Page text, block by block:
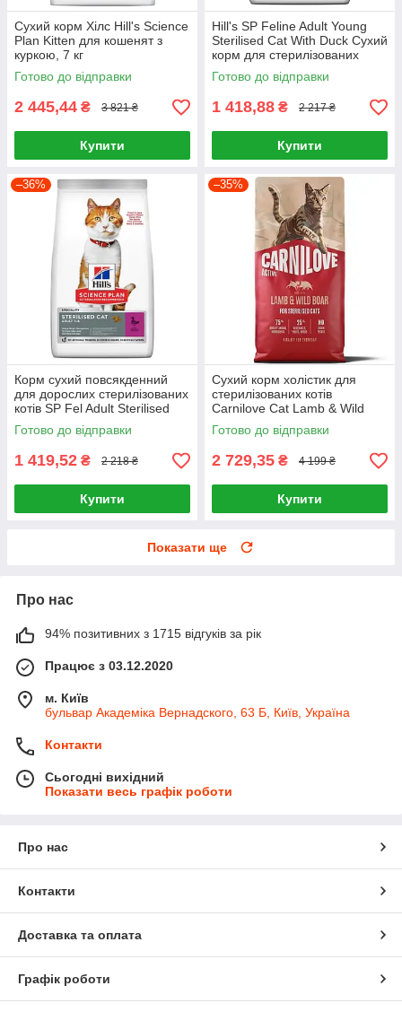
Сухий корм Хілс Hill's Science
Plan Kitten для кошенят з
куркою, 7 кг
Готово до відправки
2 445,44 ₴ 3 821 ₴
Купити
Hill's SP Feline Adult Young
Sterilised Cat With Duck Сухий
корм для стерилізованих
котів 3кг
Готово до відправки
1 418,88 ₴ 2 217 ₴
Купити
–36%
Корм сухий повсякденний
для дорослих стерилізованих
котів SP Fel Adult Sterilised
Cat Duck 3кг, Качка
Готово до відправки
1 419,52 ₴ 2 218 ₴
Купити
–35%
Сухий корм холістик для
стерилізованих котів
Carnilove Cat Lamb & Wild
Boar - Sterilised (ягня і кабан)
6 кг
Готово до відправки
2 729,35 ₴ 4 199 ₴
Купити
Показати ще
Про нас
94% позитивних з 1715 відгуків за рік
Працює з 03.12.2020
м. Київ
бульвар Академіка Вернадского, 63 Б, Київ, Україна
Контакти
Сьогодні вихідний
Показати весь графік роботи
Про нас
Контакти
Доставка та оплата
Графік роботи